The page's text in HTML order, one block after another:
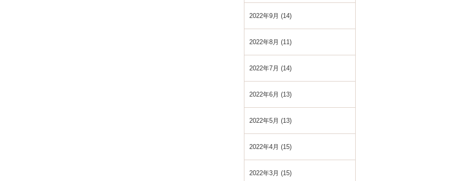
2022年9月 (14)
2022年8月 (11)
2022年7月 (14)
2022年6月 (13)
2022年5月 (13)
2022年4月 (15)
2022年3月 (15)